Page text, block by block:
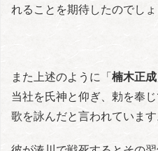
れることを期待したのでしょ
また上述のように「楠木正成
当社を氏神と仰ぎ、勅を奉
歌を詠んだと言われています